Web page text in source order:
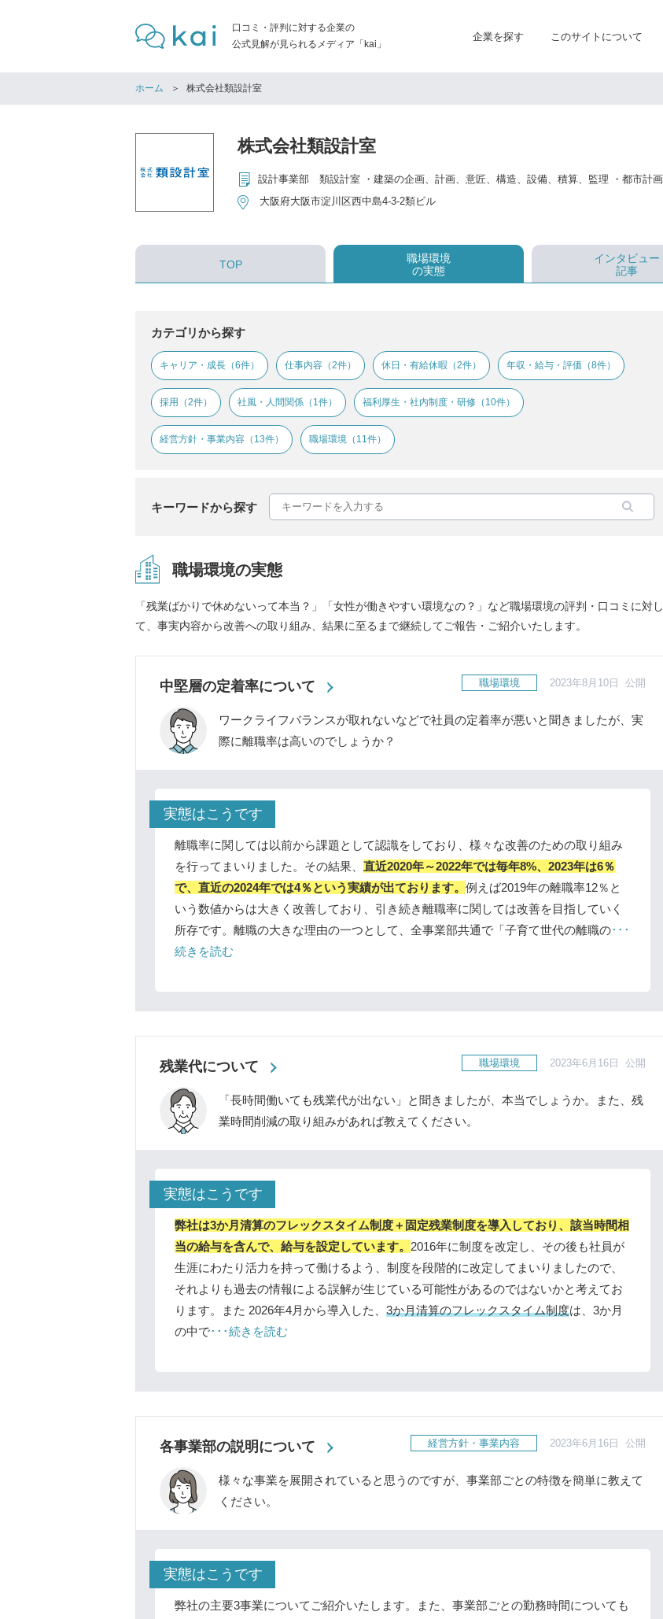
口コミ・評判に対する企業の
公式見解が見られるメディア「kai」
企業を探す このサイトについて
ホーム 株式会社類設計室
株式会社類設計室
大阪府大阪市淀川区西中島4-3-2類ビル
TOP
職場環境
の実態
インタビュー
記事
カテゴリから探す
キャリア・成長（6件） 仕事内容（2件） 休日・有給休暇（2件） 年収・給与・評価（8件）
採用（2件） 社風・人間関係（1件） 福利厚生・社内制度・研修（10件）
経営方針・事業内容（13件） 職場環境（11件）
キーワードから探す
職場環境の実態
「残業ばかりで休めないって本当？」「女性が働きやすい環境なの？」など職場環境の評判・口コミに対し
て、事実内容から改善への取り組み、結果に至るまで継続してご報告・ご紹介いたします。
中堅層の定着率について 職場環境 2023年8月10日 公開
ワークライフバランスが取れないなどで社員の定着率が悪いと聞きましたが、実
際に離職率は高いのでしょうか？
実態はこうです
離職率に関しては以前から課題として認識をしており、様々な改善のための取り組み
を行ってまいりました。その結果、 直近2020年～2022年では毎年8%、2023年は6％
で、直近の2024年では4％という実績が出ております。 例えば2019年の離職率12％と
いう数値からは大きく改善しており、引き続き離職率に関しては改善を目指していく
所存です。離職の大きな理由の一つとして、全事業部共通で「子育て世代の離職の･･･
続きを読む
残業代について 職場環境 2023年6月16日 公開
「長時間働いても残業代が出ない」と聞きましたが、本当でしょうか。また、残
業時間削減の取り組みがあれば教えてください。
実態はこうです
弊社は3か月清算のフレックスタイム制度＋固定残業制度を導入しており、該当時間相
当の給与を含んで、給与を設定しています。 2016年に制度を改定し、その後も社員が
生涯にわたり活力を持って働けるよう、制度を段階的に改定してまいりましたので、
それよりも過去の情報による誤解が生じている可能性があるのではないかと考えてお
ります。また 2026年4月から導入した、 3か月清算のフレックスタイム制度は、3か月
の中で･･･続きを読む
各事業部の説明について 経営方針・事業内容 2023年6月16日 公開
様々な事業を展開されていると思うのですが、事業部ごとの特徴を簡単に教えて
ください。
実態はこうです
弊社の主要3事業についてご紹介いたします。また、事業部ごとの勤務時間についても